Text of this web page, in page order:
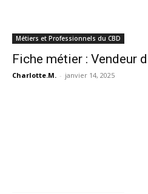
Métiers et Professionnels du CBD
Fiche métier : Vendeur
Charlotte.M. - janvier 14, 2025